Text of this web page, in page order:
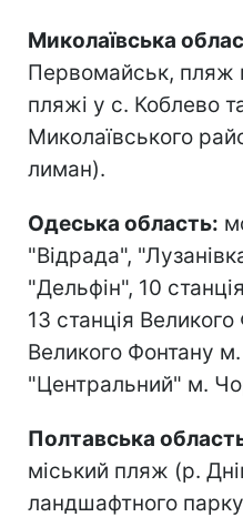
Миколаївська
Первомайськ, пляж
пляжі у с. Коблево
Миколаївського
лиман).
Одеська область:
"Відрада",
"Дельфін", 10
13 станція
Великого Фонтану
"Центральний" м.
Полтавська
міський пляж (р.
ландшафтного